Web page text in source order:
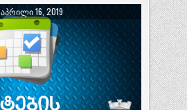
ᲐᲞᲠᲘᲚᲘ 16, 2019